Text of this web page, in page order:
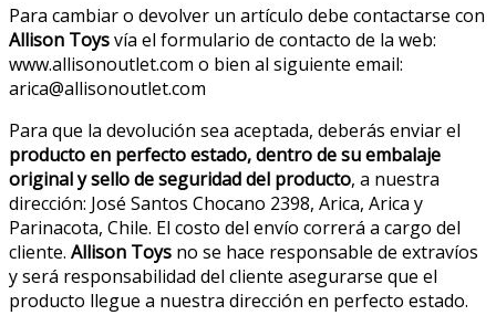
Para cambiar o devolver un artículo debe contactarse con
Allison Toysvía el formulario de contacto de la web:
www.allisonoutlet.com o bien al siguiente email:
arica@allisonoutlet.com
Para que la devolución sea aceptada, deberás enviar el
producto en perfecto estado, dentro de su embalaje
original y sello de seguridad del producto, a nuestra
dirección: José Santos Chocano 2398, Arica, Arica y
Parinacota, Chile. El costo del envío correrá a cargo del
cliente. Allison Toys no se hace responsable de extravíos
y será responsabilidad del cliente asegurarse que el
producto llegue a nuestra dirección en perfecto estado.